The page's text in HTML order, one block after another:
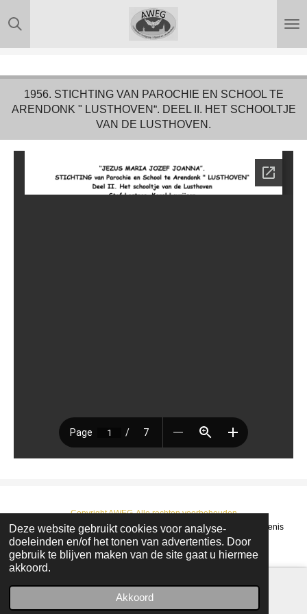
Deze website gebruikt cookies voor analyse-
doeleinden en/of het tonen van advertenties. Door
gebruik te blijven maken van de site gaat u hiermee
akkoord.
Akkoord
Ga
direct
naar
hoofdinhoud
1956. STICHTING VAN PAROCHIE EN SCHOOL TE
ARENDONK " LUSTHOVEN“. DEEL II. HET SCHOOLTJE
VAN DE LUSTHOVEN.
Copyright AWEG-Alle rechten voorbehouden
© 2022 - 2026 AWEG : Arendonkse Werkgroep Erfgoed en Geschiedenis
Powered byJouwWeb
E-mailadres